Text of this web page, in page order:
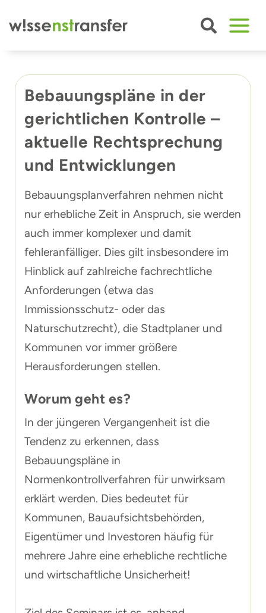
springen
Bebauungspläne in der
gerichtlichen Kontrolle –
aktuelle Rechtsprechung
und Entwicklungen
Bebauungsplanverfahren nehmen nicht
nur erhebliche Zeit in Anspruch, sie werden
auch immer komplexer und damit
fehleranfälliger. Dies gilt insbesondere im
Hinblick auf zahlreiche fachrechtliche
Anforderungen (etwa das
Immissionsschutz- oder das
Naturschutzrecht), die Stadtplaner und
Kommunen vor immer größere
Herausforderungen stellen.
Worum geht es?
In der jüngeren Vergangenheit ist die
Tendenz zu erkennen, dass
Bebauungspläne in
Normenkontrollverfahren für unwirksam
erklärt werden. Dies bedeutet für
Kommunen, Bauaufsichtsbehörden,
Eigentümer und Investoren häufig für
mehrere Jahre eine erhebliche rechtliche
und wirtschaftliche Unsicherheit!